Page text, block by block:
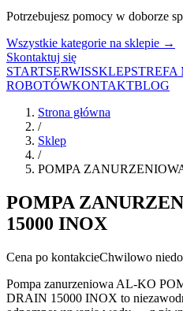
Potrzebujesz pomocy w doborze
Wszystkie kategorie na sklepie →
Skontaktuj się
STARTSERWISSKLEPSTREFA
ROBOTÓWKONTAKTBLOG
Strona główna
/
Sklep
/
POMPA
POMPA
15000 INOX
Cena po kontakcieChwilowo
Pompa zanurzeniowa AL-KO
DRAIN 15000 INOX to